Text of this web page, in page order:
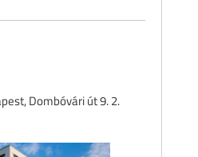
Dombóvári út 9. 2.